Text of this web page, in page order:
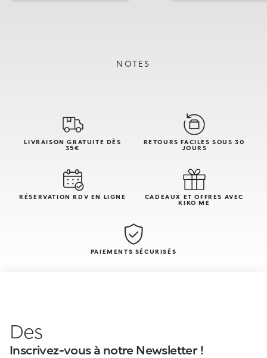
NOTES
LIVRAISON GRATUITE DÈS
35€
RETOURS FACILES SOUS 30
JOURS
RÉSERVATION RDV EN LIGNE
CADEAUX ET OFFRES AVEC
KIKO ME
PAIEMENTS SÉCURISÉS
Des
Inscrivez-vous à notre Newsletter !